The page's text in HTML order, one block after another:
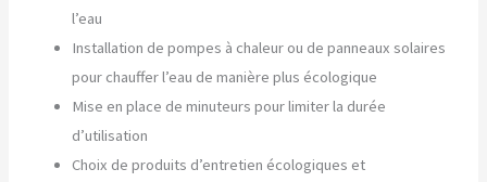
l’eau
Installation de pompes à chaleur ou de panneaux solaires
pour chauffer l’eau de manière plus écologique
Mise en place de minuteurs pour limiter la durée
d’utilisation
Choix de produits d’entretien écologiques et